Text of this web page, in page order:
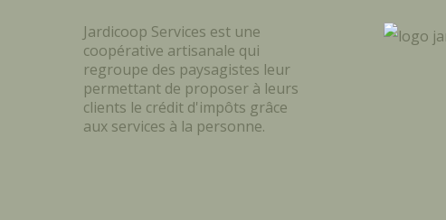
Jardicoop Services est une
coopérative artisanale qui
regroupe des paysagistes leur
permettant de proposer à leurs
clients le crédit d'impôts grâce
aux services à la personne.